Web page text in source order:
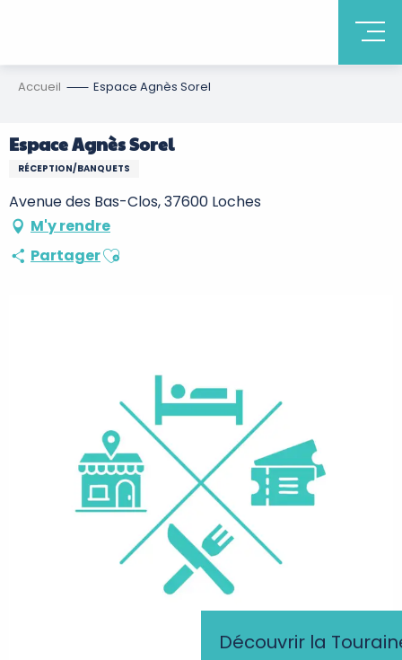
Découvrir la
Accueil Espace Agnès Sorel
Espace Agnès Sorel
RÉCEPTION/BANQUETS
Avenue des Bas-Clos, 37600 Loches
M'y rendre
PartagerAjouter aux favoris